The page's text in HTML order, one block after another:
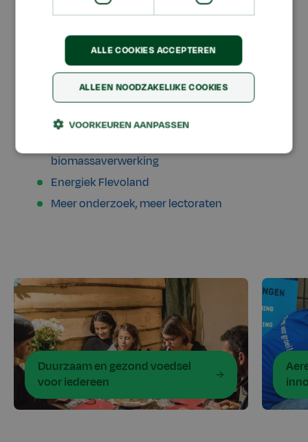
Een ui op tafel
Aeres Hogeschool wint Weidegangtrofee
Ondernemerschap en Student Companies
Reduceren fijnstof, geur en ammoniak in de
pluimveehouderij
biomassaverwerking
Energiek Flevoland
Meer onderzoek, meer lectoraten
Duurzaam en gezond voedsel
voor iedereen
ALLE COOKIES ACCEPTEREN
ALLEEN NOODZAKELIJKE COOKIES
VOORKEUREN AANPASSEN